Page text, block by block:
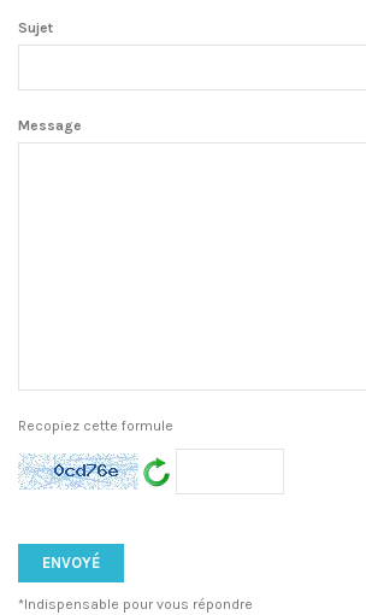
Sujet
Message
Recopiez cette formule
*Indispensable pour vous répondre